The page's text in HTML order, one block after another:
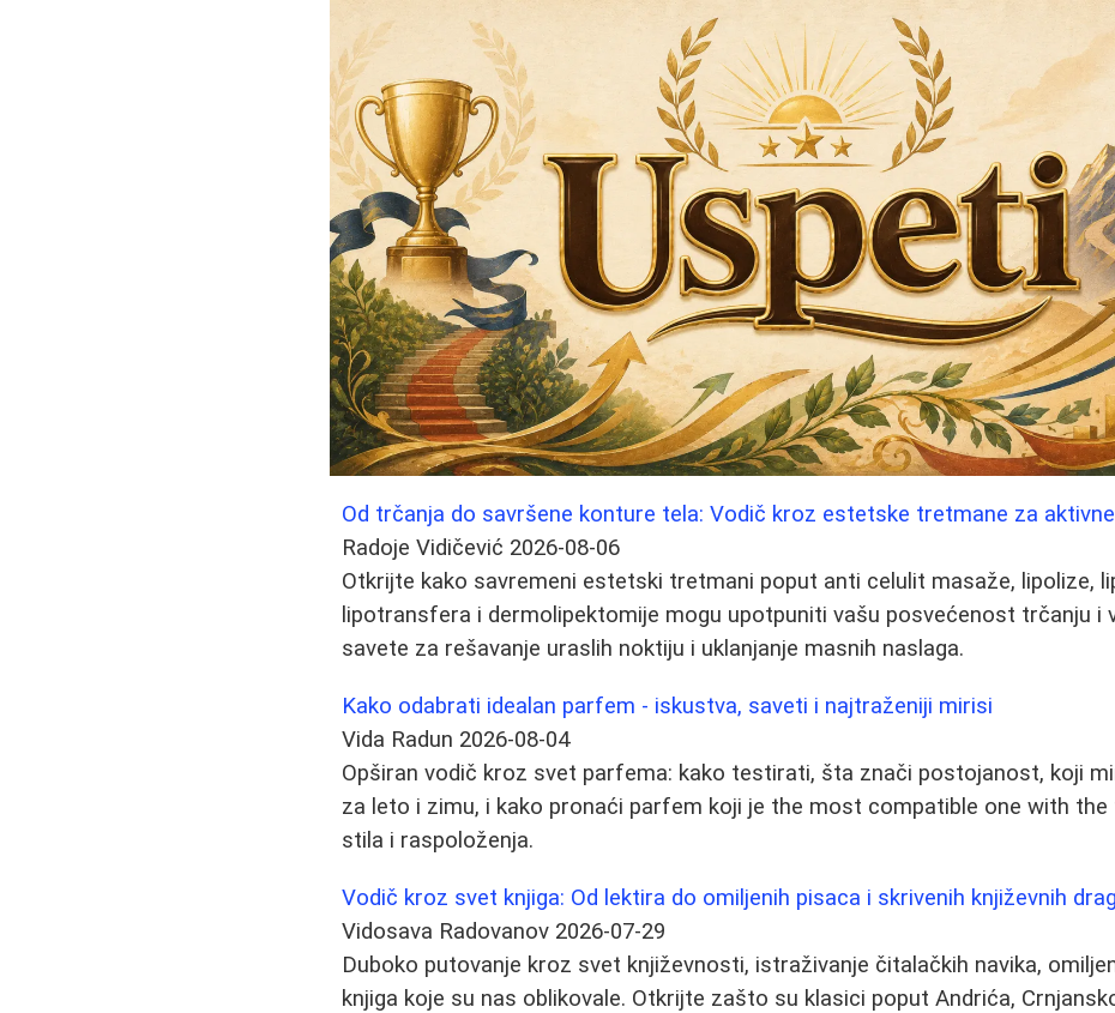
Od trčanja do savršene konture tela: Vodič kroz estetske tretmane za
Radoje Vidičević 2026-08-06
Otkrijte kako savremeni estetski tretmani poput anti celulit masaže, lipolize,
lipotransfera i dermolipektomije mogu upotpuniti vašu posvećenost trčanju i
savete za rešavanje uraslih noktiju i uklanjanje masnih naslaga.
Kako odabrati idealan parfem - iskustva, saveti i najtraženiji mirisi
Vida Radun 2026-08-04
Opširan vodič kroz svet parfema: kako testirati, šta znači postojanost, koji
za leto i zimu, i kako pronaći parfem koji je the most compatible one with the
stila i raspoloženja.
Vodič kroz svet knjiga: Od lektira do omiljenih pisaca i skrivenih književnih
Vidosava Radovanov 2026-07-29
Duboko putovanje kroz svet književnosti, istraživanje čitalačkih navika,
knjiga koje su nas oblikovale. Otkrijte zašto su klasici poput Andrića,